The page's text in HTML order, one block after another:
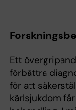
Ett
förbättra
för att
kärlsjukdom